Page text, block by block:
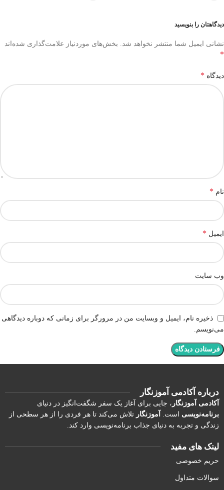
دیدگاهتان را بنویسید
نشانی ایمیل شما منتشر نخواهد شد. بخش‌های موردنیاز علامت‌گذاری شده‌اند
*
دیدگاه *
نام *
ایمیل *
وب‌ سایت
ذخیره نام، ایمیل و وبسایت من در مرورگر برای زمانی که دوباره دیدگاهی
می‌نویسم.
درباره آکادمی آموزنگار
آکادمی آموزنگار ، جایی برای آغاز یک سفر شگفت‌انگیز در دنیای
برنامه‌نویسی است. آموزنگار تلاش می‌کند تا هر فردی را از هر سطحی از
زندگی و تجربه به دنیای جذاب برنامه‌نویسی وارد کند.
لینک های مفید
حریم خصوصی
سوالات متداول